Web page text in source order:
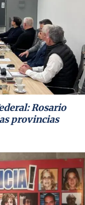
Rosario
provincias